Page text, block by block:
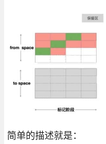
简单的描述就是：